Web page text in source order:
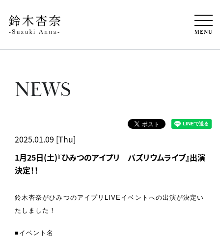
MENU
NEWS
2025.01.09 [Thu]
1月25日(土)『ひみつのアイプリ バズリウムライブ』出演
決定！！
鈴木杏奈がひみつのアイプリLIVEイベントへの出演が決定い
たしました！
■イベント名